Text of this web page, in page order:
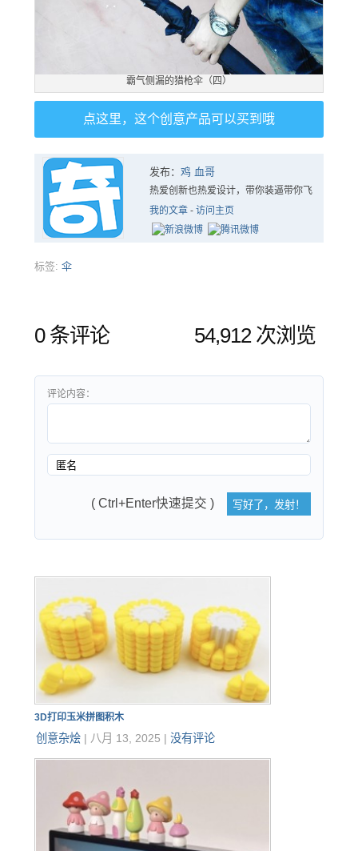
霸气侧漏的猎枪伞（四）
点这里，这个创意产品可以买到哦
发布： 鸡 血哥
热爱创新也热爱设计，带你装逼带你飞
我的文章- 访问主页
标签: 伞
0 条评论 54,912 次浏览
评论内容：
( Ctrl+Enter快速提交 )
3D打印玉米拼图积木
创意杂烩| 八月 13, 2025 | 没有评论